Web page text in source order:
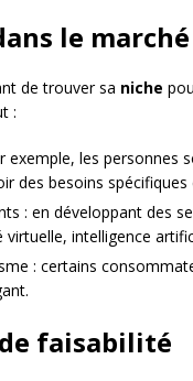
le marché
de trouver sa niche
:
exemple, les personnes
des besoins
: en développant des
intelligence
: certains
faisabilité